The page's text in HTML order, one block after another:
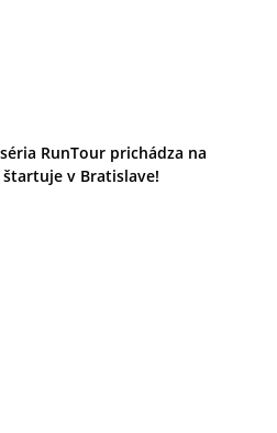
RunTour prichádza na
v Bratislave!